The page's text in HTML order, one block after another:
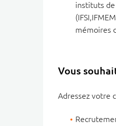
instituts
mémoires
Vous
Adressez votre